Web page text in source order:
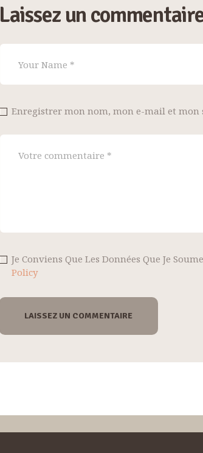
Laissez un
Enregistrer mon nom, mon e-mail et
Je Conviens Que Les Données Que Je
Policy